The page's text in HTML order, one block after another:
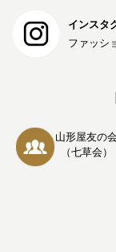
インスタ
ファッシ
山形屋友の会
（七草会）